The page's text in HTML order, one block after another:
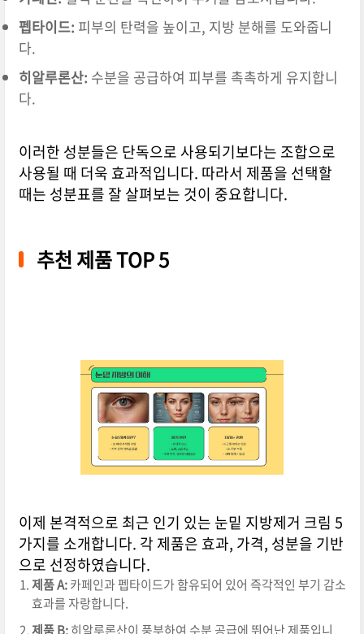
펩타이드: 피부의 탄력을 높이고, 지방 분해를 도와줍니
다.
히알루론산: 수분을 공급하여 피부를 촉촉하게 유지합니
다.
이러한 성분들은 단독으로 사용되기보다는 조합으로
사용될 때 더욱 효과적입니다. 따라서 제품을 선택할
때는 성분표를 잘 살펴보는 것이 중요합니다.
추천 제품 TOP 5
이제 본격적으로 최근 인기 있는 눈밑 지방제거 크림 5
가지를 소개합니다. 각 제품은 효과, 가격, 성분을 기반
으로 선정하였습니다.
제품 A:카페인과 펩타이드가 함유되어 있어 즉각적인 부기 감소
효과를 자랑합니다.
제품 B:히알루론산이 풍부하여 수분 공급에 뛰어난 제품입니